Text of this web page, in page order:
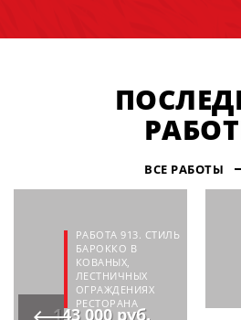
ВСЕ РАБОТЫ
РАБОТА 913. СТИЛЬ
БАРОККО В
КОВАНЫХ,
ЛЕСТНИЧНЫХ
ОГРАЖДЕНИЯХ
РЕСТОРАНА
143 000 руб.